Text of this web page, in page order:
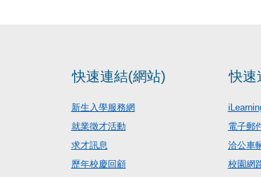
快速連結(網站)
新生入學服務網
就業徵才活動
求才訊息
歷年校慶回顧
快速
電子郵
洽公車
校園網